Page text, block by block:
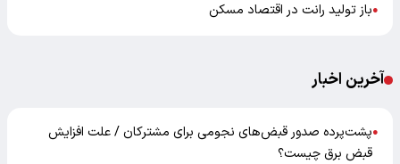
●باز تولید رانت در اقتصاد مسکن
آخرین اخبار
●پشت‌پرده صدور قبض‌های نجومی برای مشترکان / علت افزایش
قبض برق چیست؟